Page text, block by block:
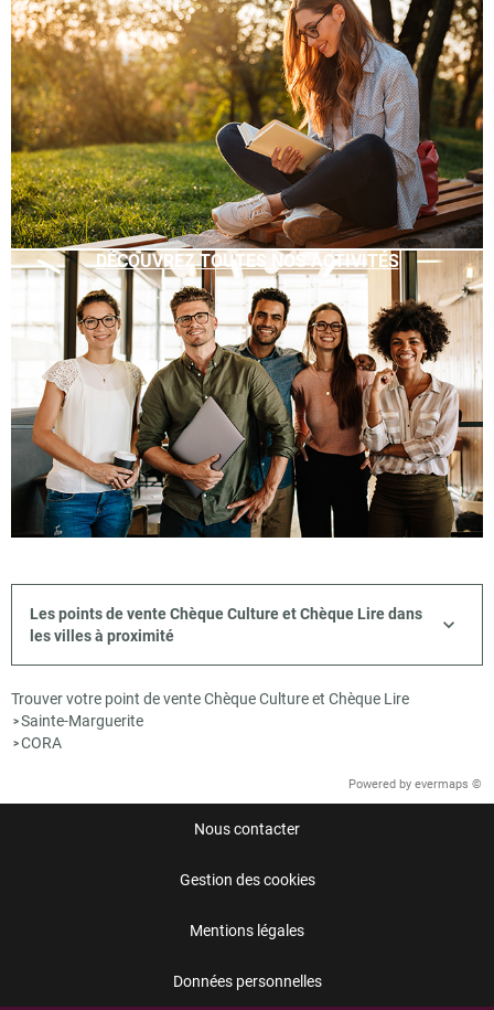
DÉCOUVREZ TOUTES NOS ACTIVITÉS
Les points de vente Chèque Culture et Chèque Lire dans
les villes à proximité
Trouver votre point de vente Chèque Culture et Chèque Lire
>Sainte-Marguerite
>CORA
Powered by evermaps ©
Nous contacter
Gestion des cookies
Mentions légales
Données personnelles